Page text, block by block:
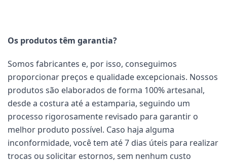
Os produtos têm garantia?
Somos fabricantes e, por isso, conseguimos
proporcionar preços e qualidade excepcionais. Nossos
produtos são elaborados de forma 100% artesanal,
desde a costura até a estamparia, seguindo um
processo rigorosamente revisado para garantir o
melhor produto possível. Caso haja alguma
inconformidade, você tem até 7 dias úteis para realizar
trocas ou solicitar estornos, sem nenhum custo